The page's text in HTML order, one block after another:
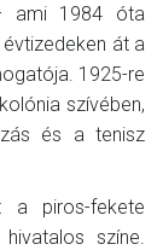
ami 1984 óta
át a
1925-re
szívében,
és a tenisz
a piros-fekete
színe.